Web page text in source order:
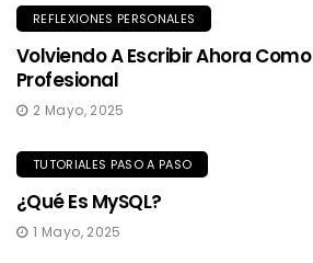
REFLEXIONES PERSONALES
Volviendo A Escribir Ahora Como
Profesional
2 Mayo, 2025
TUTORIALES PASO A PASO
¿Qué Es MySQL?
1 Mayo, 2025